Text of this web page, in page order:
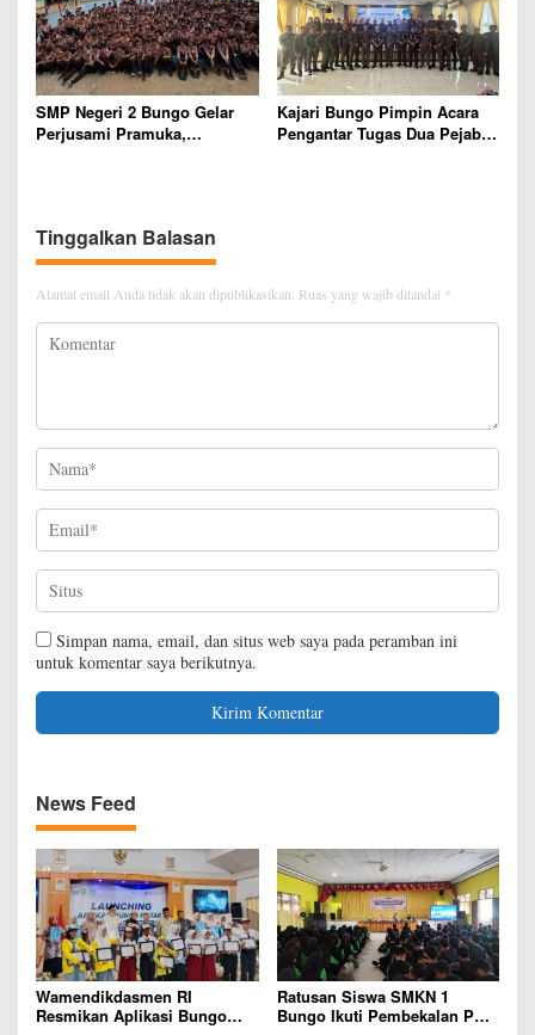
polri Pusat
SMP Negeri 2 Bungo Gelar
Perjusami Pramuka,
Kajari Bungo Pimpin Acara
Pengantar Tugas Dua Pejabat
Tinggalkan Balasan
Alamat email Anda tidak akan dipublikasikan. Ruas yang wajib ditandai *
Simpan nama, email, dan situs web saya pada peramban ini
untuk komentar saya berikutnya.
News Feed
Wamendikdasmen RI
Resmikan Aplikasi Bungo
Ratusan Siswa SMKN 1
Bungo Ikuti Pembekalan PKL,